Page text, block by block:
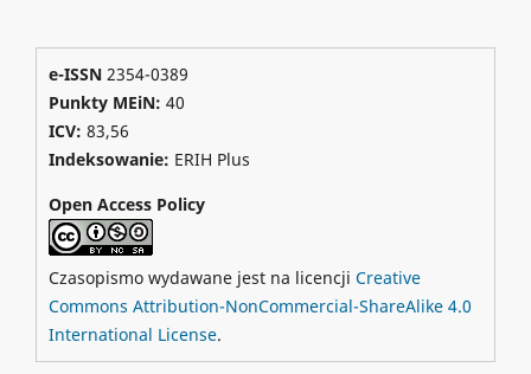
e-ISSN2354-0389
Punkty MEiN: 40
ICV: 83,56
Indeksowanie: ERIH Plus
Open Access Policy
Czasopismo wydawane jest na licencji Creative
Commons Attribution-NonCommercial-ShareAlike 4.0
International License.